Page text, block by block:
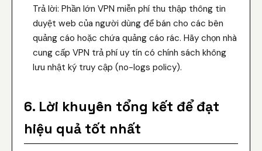
Trả lời: Phần lớn VPN miễn phí thu thập thông tin
duyệt web của người dùng để bán cho các bên
quảng cáo hoặc chứa quảng cáo rác. Hãy chọn nhà
cung cấp VPN trả phí uy tín có chính sách không
lưu nhật ký truy cập (no-logs policy).
6. Lời khuyên tổng kết để đạt
hiệu quả tốt nhất